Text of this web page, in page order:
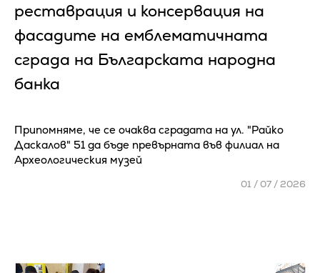
реставрация и консервация на
фасадите на емблематичната
сграда на Българската народна
банка
Припомняме, че се очаква сградата на ул. "Райко
Даскалов" 51 да бъде превърната във филиал на
Археологическия музей
01 / 07 / 2026